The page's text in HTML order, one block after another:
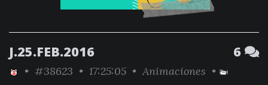
J.25.FEB.2016 6
• #38623 • 17:25:05 • Animaciones •